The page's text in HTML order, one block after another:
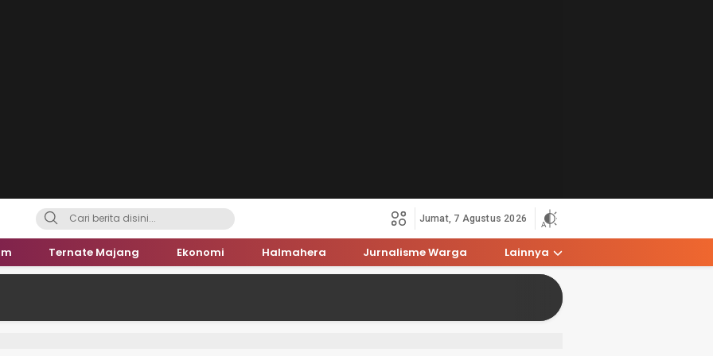
Jumat, 7 Agustus 2026
Ternate Majang Ekonomi Halmahera Jurnalisme Warga Lainnya